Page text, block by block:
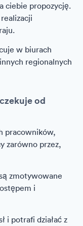
ciebie propozycję.
w biurach
regionalnych
od
pracowników,
zarówno przez,
zmotywowane
i
i potrafi działać z